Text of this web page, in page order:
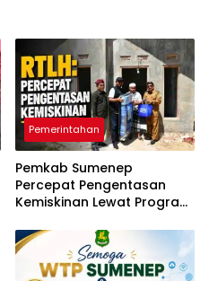
Pemerintahan
Pemkab Sumenep
Percepat Pengentasan
Kemiskinan Lewat Program